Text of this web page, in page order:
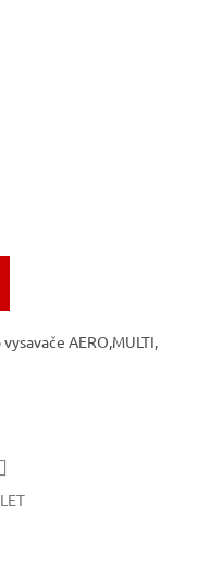
AERO,MULTI,